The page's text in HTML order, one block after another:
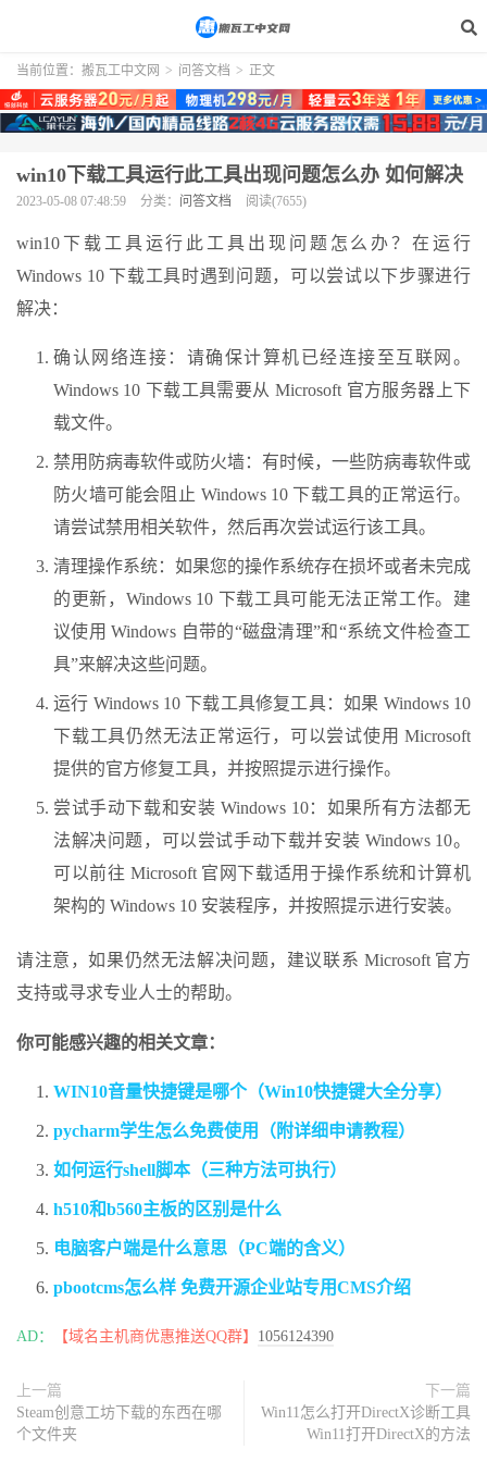
当前位置： 搬瓦工中文网 > 问答文档 > 正文
win10下载工具运行此工具出现问题怎么办 如何解决
2023-05-08 07:48:59 分类： 问答文档 阅读(7655)
win10下载工具运行此工具出现问题怎么办？在运行
Windows 10 下载工具时遇到问题，可以尝试以下步骤进行
解决：
确认网络连接：请确保计算机已经连接至互联网。
Windows 10 下载工具需要从 Microsoft 官方服务器上下
载文件。
禁用防病毒软件或防火墙：有时候，一些防病毒软件或
防火墙可能会阻止 Windows 10 下载工具的正常运行。
请尝试禁用相关软件，然后再次尝试运行该工具。
清理操作系统：如果您的操作系统存在损坏或者未完成
的更新，Windows 10 下载工具可能无法正常工作。建
议使用 Windows 自带的“磁盘清理”和“系统文件检查工
具”来解决这些问题。
运行 Windows 10 下载工具修复工具：如果 Windows 10
下载工具仍然无法正常运行，可以尝试使用 Microsoft
提供的官方修复工具，并按照提示进行操作。
尝试手动下载和安装 Windows 10：如果所有方法都无
法解决问题，可以尝试手动下载并安装 Windows 10。
可以前往 Microsoft 官网下载适用于操作系统和计算机
架构的 Windows 10 安装程序，并按照提示进行安装。
请注意，如果仍然无法解决问题，建议联系 Microsoft 官方
支持或寻求专业人士的帮助。
你可能感兴趣的相关文章：
WIN10音量快捷键是哪个（Win10快捷键大全分享）
pycharm学生怎么免费使用（附详细申请教程）
如何运行shell脚本（三种方法可执行）
h510和b560主板的区别是什么
电脑客户端是什么意思（PC端的含义）
pbootcms怎么样 免费开源企业站专用CMS介绍
AD： 【域名主机商优惠推送QQ群】 1056124390
上一篇
Steam创意工坊下载的东西在哪
个文件夹
下一篇
Win11怎么打开DirectX诊断工具
Win11打开DirectX的方法